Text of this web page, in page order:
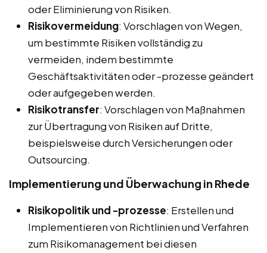
oder Eliminierung von Risiken.
Risikovermeidung: Vorschlagen von Wegen,
um bestimmte Risiken vollständig zu
vermeiden, indem bestimmte
Geschäftsaktivitäten oder -prozesse geändert
oder aufgegeben werden.
Risikotransfer: Vorschlagen von Maßnahmen
zur Übertragung von Risiken auf Dritte,
beispielsweise durch Versicherungen oder
Outsourcing.
Implementierung und Überwachung in Rhede
Risikopolitik und -prozesse: Erstellen und
Implementieren von Richtlinien und Verfahren
zum Risikomanagement bei diesen